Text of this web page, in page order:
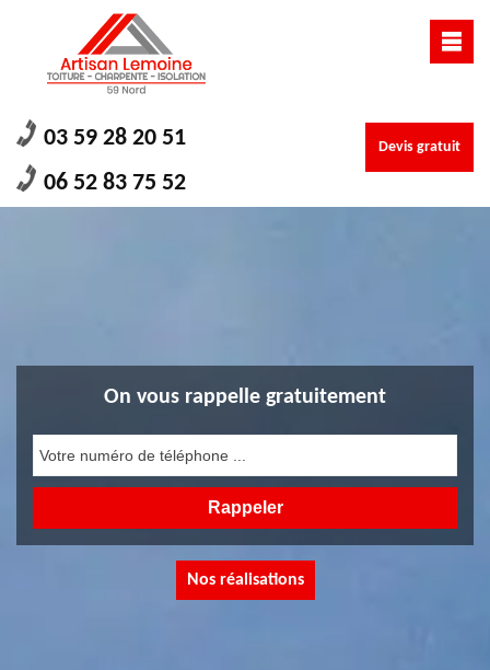
03 59 28 20 51
06 52 83 75 52
Devis gratuit
On vous rappelle gratuitement
Nos réalisations